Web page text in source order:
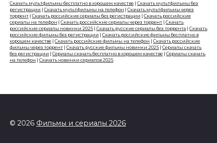
Скачать мультфильмы бесплатно в хорошем качестве | Скачать мультфильмы без
регистрации | Скачать мультфильмы на телефон | Скачать мультфильмы через
торрент | Скачать российские сериалы без регистрации | Скачать российские
сериалы на телефон | Скачать российские сериалы через торрент | Скачать
российские сериалы новинки 2025 | Скачать русские сериалы без торрента | Скачать
российские фильмы без регистрации | Скачать российские фильмы бесплатно в
хорошем качестве | Скачать российские фильмы на телефон | Скачать российские
фильмы через торрент | Скачать русские фильмы новинки 2025 | Сериалы скачать
без регистрации | Сериалы скачать бесплатно в хорошем качестве | Сериалы скачать
на телефон | Скачать новинки сериалов 2025
© 2026 Фильмы и сериалы 2026